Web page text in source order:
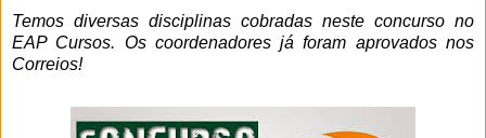
Temos diversas disciplinas cobradas neste concurso no
EAP Cursos. Os coordenadores já foram aprovados nos
Correios!